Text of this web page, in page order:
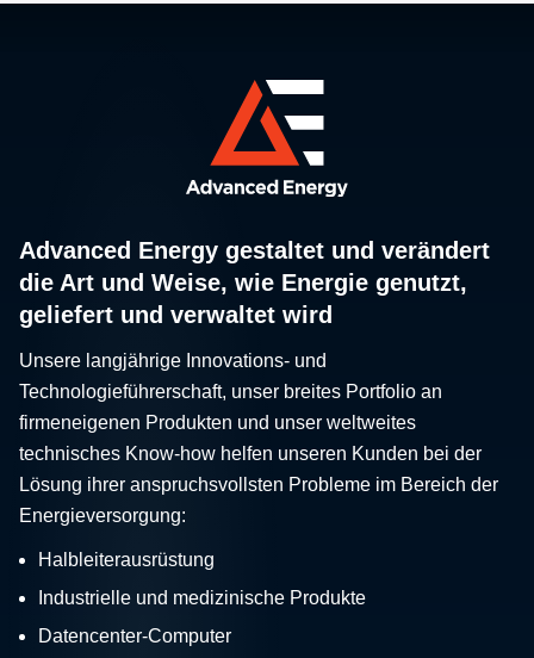
Advanced Energy gestaltet und verändert
die Art und Weise, wie Energie genutzt,
geliefert und verwaltet wird
Unsere langjährige Innovations- und
Technologieführerschaft, unser breites Portfolio an
firmeneigenen Produkten und unser weltweites
technisches Know-how helfen unseren Kunden bei der
Lösung ihrer anspruchsvollsten Probleme im Bereich der
Energieversorgung:
Halbleiterausrüstung
Industrielle und medizinische Produkte
Datencenter-Computer